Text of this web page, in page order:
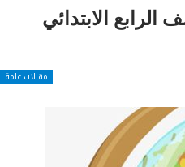
الابتدائي
مقالات عامة